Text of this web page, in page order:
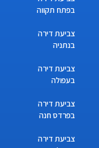
בפתח תקווה
צביעת דירה
בנתניה
צביעת דירה
בעפולה
צביעת דירה
בפרדס חנה
צביעת דירה